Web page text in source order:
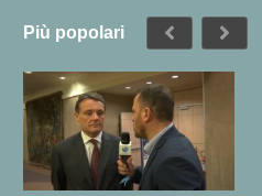
Più popolari